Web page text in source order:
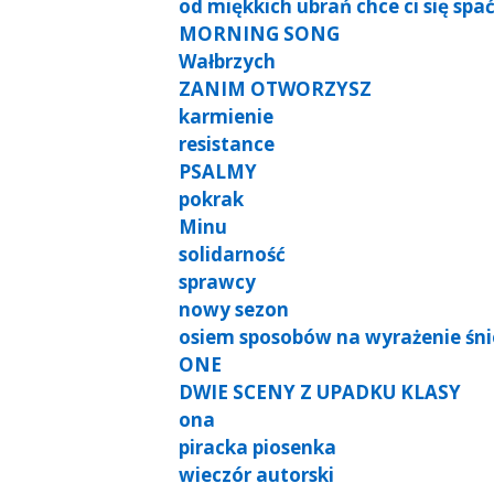
od miękkich ubrań chce ci się spać
MORNING SONG
Wałbrzych
ZANIM OTWORZYSZ
karmienie
resistance
PSALMY
pokrak
Minu
solidarność
sprawcy
nowy sezon
osiem sposobów na wyrażenie
ONE
DWIE SCENY Z UPADKU KLASY
ona
piracka piosenka
wieczór autorski